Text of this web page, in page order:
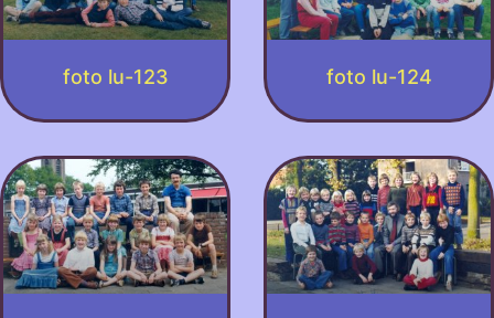
foto lu-123 foto lu-124